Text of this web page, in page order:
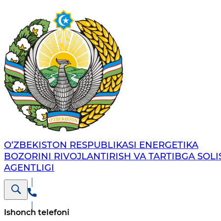
O‘ZBEKISTON RESPUBLIKASI ENERGETIKA
BOZORINI RIVOJLANTIRISH VA TARTIBGA
AGENTLIGI
Ishonch telefoni